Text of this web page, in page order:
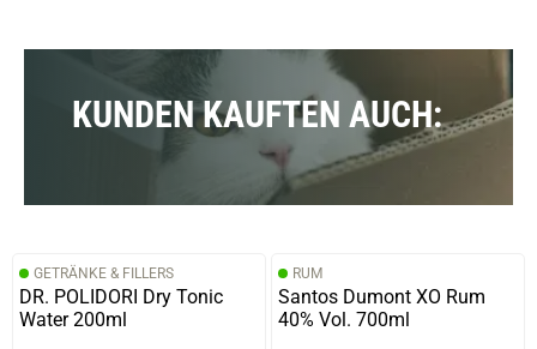
KUNDEN KAUFTEN AUCH:
GETRÄNKE & FILLERS
DR. POLIDORI Dry Tonic
Water 200ml
RUM
Santos Dumont XO Rum
40% Vol. 700ml